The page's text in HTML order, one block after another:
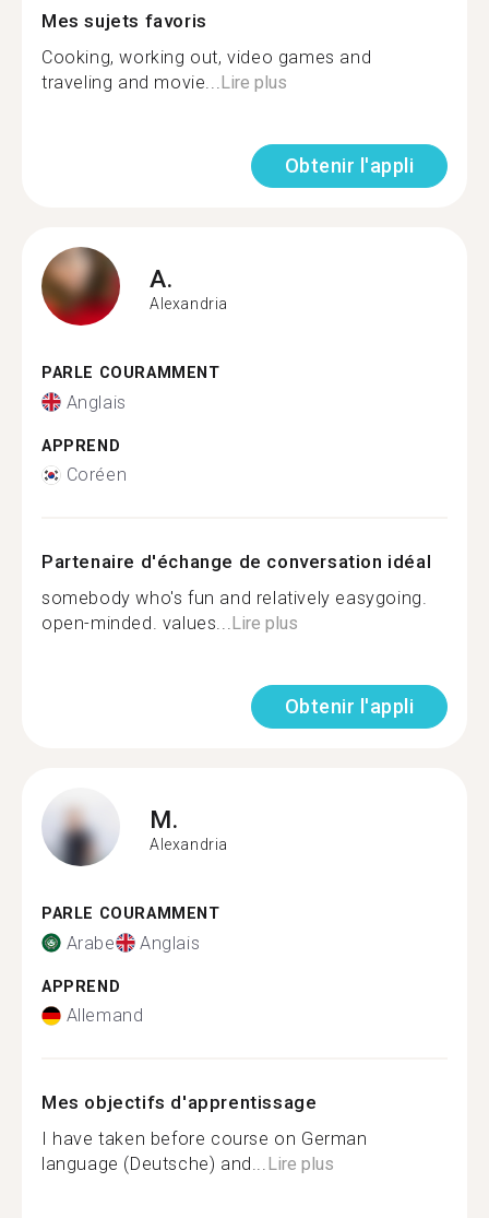
Mes sujets favoris
Cooking, working out, video games and
traveling and movie...Lire plus
Obtenir l'appli
A.
Alexandria
PARLE COURAMMENT
Anglais
APPREND
Coréen
Partenaire d'échange de conversation idéal
somebody who's fun and relatively easygoing.
open-minded. values...Lire plus
Obtenir l'appli
M.
Alexandria
PARLE COURAMMENT
Arabe Anglais
APPREND
Allemand
Mes objectifs d'apprentissage
I have taken before course on German
language (Deutsche) and...Lire plus